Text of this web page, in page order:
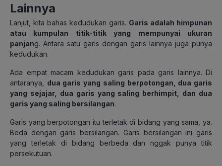
Lainnya
Lanjut, kita bahas kedudukan garis. Garis adalah himpunan
atau kumpulan titik-titik yang mempunyai ukuran
panjang. Antara satu garis dengan garis lainnya juga punya
kedudukan.
Ada empat macam kedudukan garis pada garis lainnya. Di
antaranya, dua garis yang saling berpotongan, dua garis
yang sejajar, dua garis yang saling berhimpit, dan dua
garis yang saling bersilangan.
Garis yang berpotongan itu terletak di bidang yang sama, ya.
Beda dengan garis bersilangan. Garis bersilangan ini garis
yang terletak di bidang berbeda dan nggak punya titik
persekutuan.